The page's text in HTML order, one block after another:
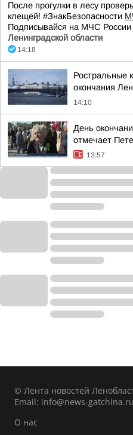
После прогулки в лесу
клещей! #ЗнакБезопасности
Подписывайся на МЧС России
Ленинградской области
14:18
Ростральные
окончания
14:10
День
отмечает
13:57
© Лента новостей
Email: info@news-gatchina.ru
О нас